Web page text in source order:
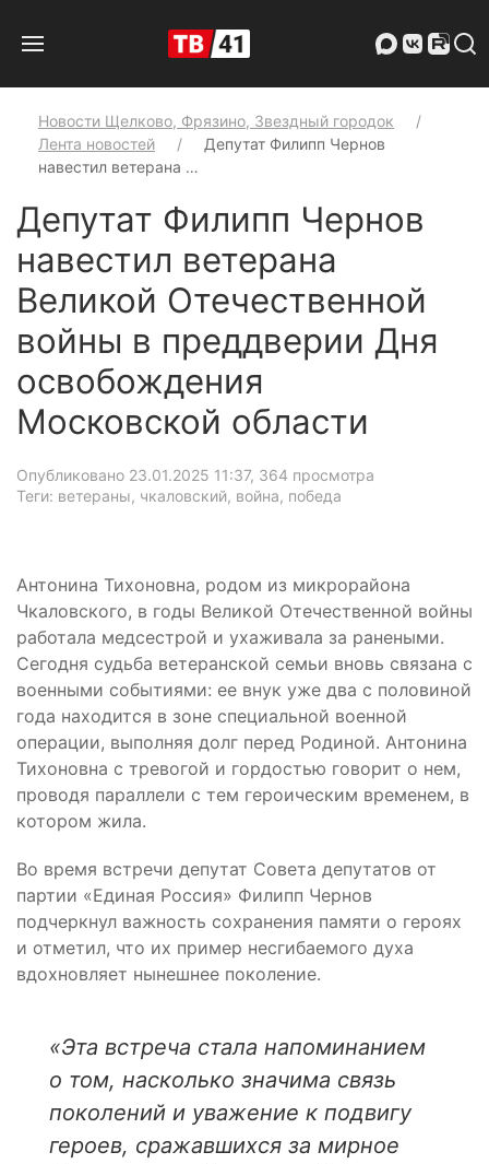
Новости Щелково, Фрязино, Звездный городок
Лента новостей
Депутат Филипп Чернов
навестил ветерана …
Депутат Филипп Чернов
навестил ветерана
Великой Отечественной
войны в преддверии Дня
освобождения
Московской области
Опубликовано 23.01.2025 11:37, 364 просмотра
Теги: ветераны, чкаловский, война, победа
Антонина Тихоновна, родом из микрорайона
Чкаловского, в годы Великой Отечественной войны
работала медсестрой и ухаживала за ранеными.
Сегодня судьба ветеранской семьи вновь связана с
военными событиями: ее внук уже два с половиной
года находится в зоне специальной военной
операции, выполняя долг перед Родиной. Антонина
Тихоновна с тревогой и гордостью говорит о нем,
проводя параллели с тем героическим временем, в
котором жила.
Во время встречи депутат Совета депутатов от
партии «Единая Россия» Филипп Чернов
подчеркнул важность сохранения памяти о героях
и отметил, что их пример несгибаемого духа
вдохновляет нынешнее поколение.
«Эта встреча стала напоминанием
о том, насколько значима связь
поколений и уважение к подвигу
героев, сражавшихся за мирное